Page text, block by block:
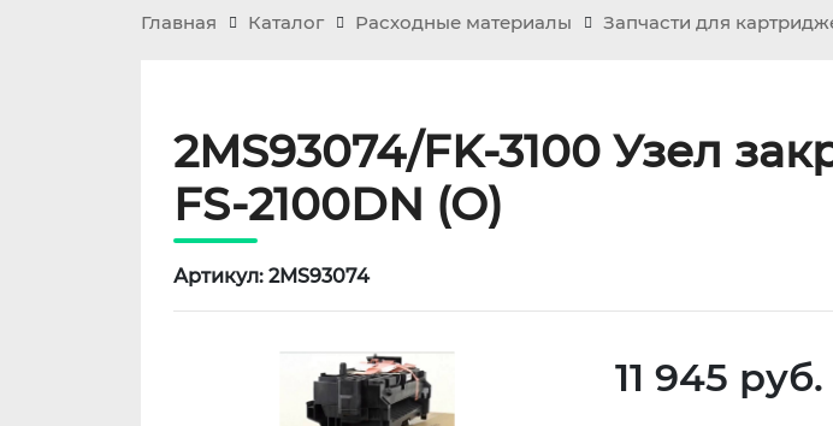
Главная Каталог Расходные материалы Запчасти для
2MS93074/FK-3100 Узел
FS-2100DN (O)
Артикул: 2MS93074
11 945 руб.